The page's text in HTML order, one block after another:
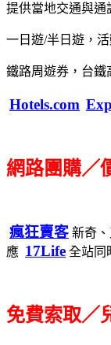
提供當地交通與通
一日遊/半日遊，
鐵路周遊券，台鐵
Hotels.com
網路團購／
瘋狂賣客 新奇
應 17Life 全站同
免費索取／